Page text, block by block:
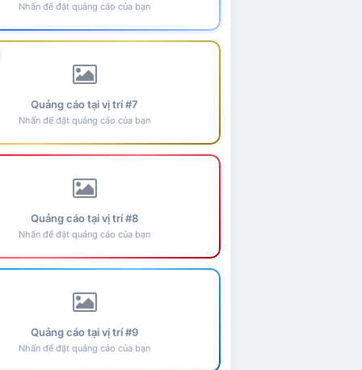
Nhấn để đặt quảng cáo của bạn
Quảng cáo tại vị trí #7
Nhấn để đặt quảng cáo của bạn
Quảng cáo tại vị trí #8
Nhấn để đặt quảng cáo của bạn
Quảng cáo tại vị trí #9
Nhấn để đặt quảng cáo của bạn